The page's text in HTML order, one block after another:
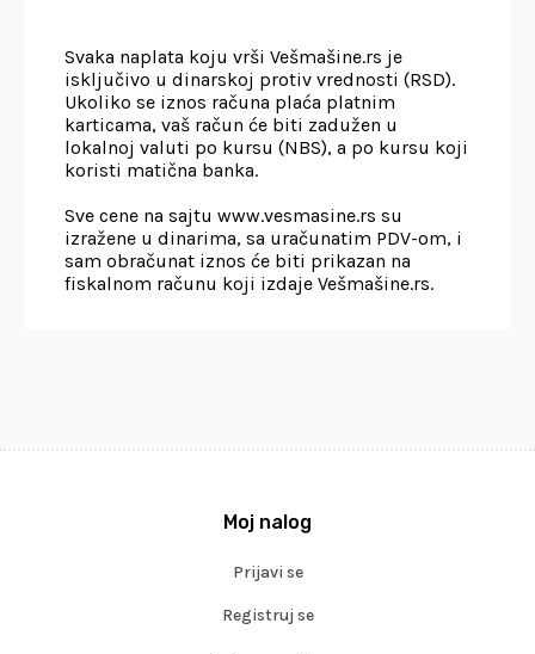
Svaka naplata koju vrši Vešmašine.rs je
isključivo u dinarskoj protiv vrednosti (RSD).
Ukoliko se iznos računa plaća platnim
karticama, vaš račun će biti zadužen u
lokalnoj valuti po kursu (NBS), a po kursu koji
koristi matična banka.
Sve cene na sajtu www.vesmasine.rs su
izražene u dinarima, sa uračunatim PDV-om, i
sam obračunat iznos će biti prikazan na
fiskalnom računu koji izdaje Vešmašine.rs.
Moj nalog
Prijavi se
Registruj se